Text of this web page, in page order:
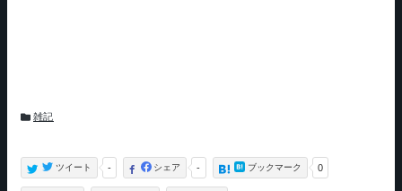
カ
ー
雑記
-
シェア
-
ツイート 0
ブックマーク